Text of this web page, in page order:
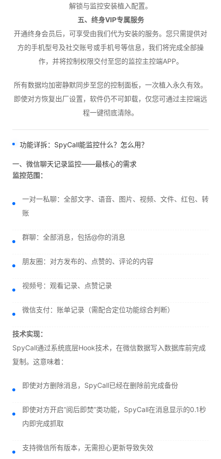
解锁与监控安装植入配置。
五、终身VIP专属服务
开通终身会员后，可享受由我们代为安装的服务。您只需提供对
方的手机型号及社交账号或手机号等信息，我们将完成全部操
作，并将控制权限交付至您的监控主控端APP。
所有数据均加密静默同步至您的控制面板，一次植入永久有效。
即使对方恢复出厂设置，软件仍不可卸载，仅您可通过主控端远
程一键彻底清除。
功能详拆：SpyCall能监控什么？怎么用？
一、微信聊天记录监控——最核心的需求
监控范围：
一对一私聊：全部文字、语音、图片、视频、文件、红包、转
账
群聊：全部消息，包括@你的消息
朋友圈：对方发布的、点赞的、评论的内容
视频号：观看记录、点赞记录
微信支付：账单记录（需配合定位功能综合判断）
技术实现：
SpyCall通过系统底层Hook技术，在微信数据写入数据库前完成
复制。这意味着：
即使对方删除消息，SpyCall已经在删除前完成备份
即使对方开启“阅后即焚”类功能，SpyCall在消息显示的0.1秒
内即完成抓取
支持微信所有版本，无需担心更新导致失效